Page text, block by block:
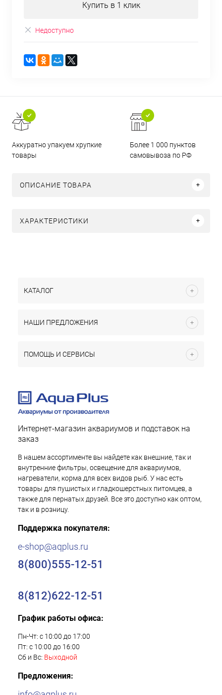
Купить в 1 клик
Недоступно
Аккуратно упакуем хрупкие
товары
Более 1 000 пунктов
самовывоза по РФ
ОПИСАНИЕ ТОВАРА
ХАРАКТЕРИСТИКИ
КАТАЛОГ
НАШИ ПРЕДЛОЖЕНИЯ
ПОМОЩЬ И СЕРВИСЫ
Интернет-магазин аквариумов и подставок на
заказ
В нашем ассортименте вы найдете как внешние, так и
внутренние фильтры, освещение для аквариумов,
нагреватели, корма для всех видов рыб. У нас есть
товары для пушистых и гладкошерстных питомцев, а
также для пернатых друзей. Все это доступно как оптом,
так и в розницу.
Поддержка покупателя:
e-shop@aqplus.ru
8(800)555-12-51
8(812)622-12-51
График работы офиса:
Пн-Чт: с 10:00 до 17:00
Пт: с 10:00 до 16:00
Сб и Вс: Выходной
Предложения: